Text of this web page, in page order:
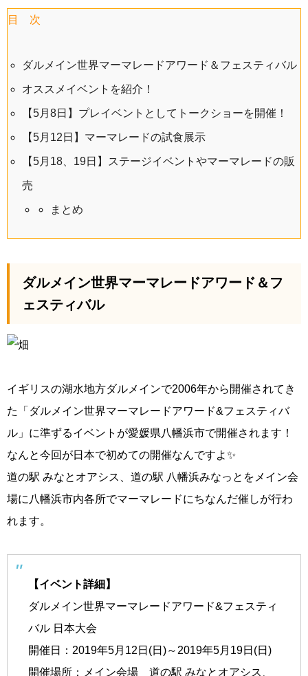
目 次
ダルメイン世界マーマレードアワード＆フェスティバル
オススメイベントを紹介！
【5月8日】プレイベントとしてトークショーを開催！
【5月12日】マーマレードの試食展示
【5月18、19日】ステージイベントやマーマレードの販
売
まとめ
ダルメイン世界マーマレードアワード＆フ
ェスティバル
イギリスの湖水地方ダルメインで2006年から開催されてき
た「ダルメイン世界マーマレードアワード&フェスティバ
ル」に準ずるイベントが愛媛県八幡浜市で開催されます！
なんと今回が日本で初めての開催なんですよ✨
道の駅 みなとオアシス、道の駅 八幡浜みなっとをメイン会
場に八幡浜市内各所でマーマレードにちなんだ催しが行わ
れます。
【イベント詳細】
ダルメイン世界マーマレードアワード&フェスティ
バル 日本大会
開催日：2019年5月12日(日)～2019年5月19日(日)
開催場所：メイン会場 道の駅 みなとオアシス、